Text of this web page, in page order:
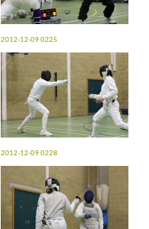
2012-12-09 0225
2012-12-09 0228